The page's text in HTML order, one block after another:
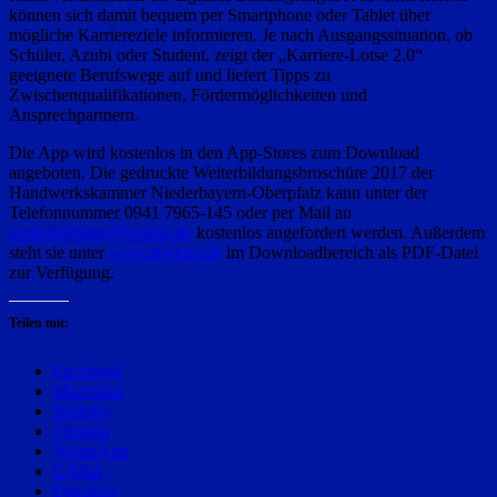
können sich damit bequem per Smartphone oder Tablet über
mögliche Karriereziele informieren. Je nach Ausgangssituation, ob
Schüler, Azubi oder Student, zeigt der „Karriere-Lotse 2.0“
geeignete Berufswege auf und liefert Tipps zu
Zwischenqualifikationen, Fördermöglichkeiten und
Ansprechpartnern.
Die App wird kostenlos in den App-Stores zum Download
angeboten. Die gedruckte Weiterbildungsbroschüre 2017 der
Handwerkskammer Niederbayern-Oberpfalz kann unter der
Telefonnummer 0941 7965-145 oder per Mail an
weiterbildung@hwkno.de kostenlos angefordert werden. Außerdem
steht sie unterwww.hwkno.de im Downloadbereich als PDF-Datei
zur Verfügung.
Teilen mit:
Facebook
Mastodon
Bluesky
Threads
WhatsApp
E-Mail
Drucken